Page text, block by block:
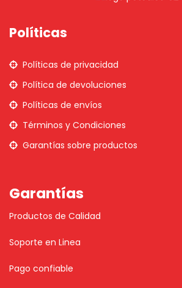
Políticas
Políticas de privacidad
Política de devoluciones
Políticas de envíos
Términos y Condiciones
Garantías sobre productos
Garantías
Productos de Calidad
Soporte en Linea
Pago confiable